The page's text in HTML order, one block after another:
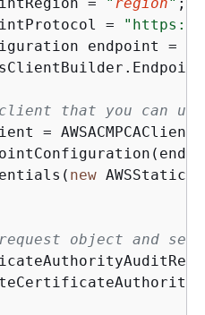
=
"https://
endpoint =
that you can use
=
new
object and